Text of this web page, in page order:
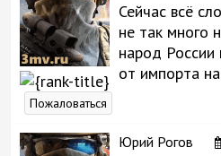
Сейчас всё
не так много
народ России
от импорта
Пожаловаться
Юрий Рогов